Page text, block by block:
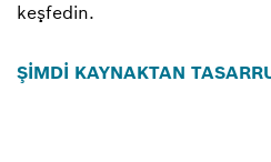
keşfedin.
ŞİMDİ KAYNAKTAN